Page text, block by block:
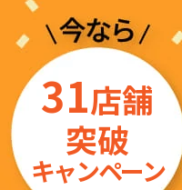
31店舗
突破
キャンペーン